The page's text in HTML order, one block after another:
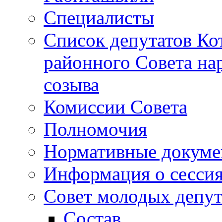
Специалисты
Список депутатов
районного Совета
созыва
Комиссии Совета
Полномочия
Нормативные
Информация о
Совет молодых